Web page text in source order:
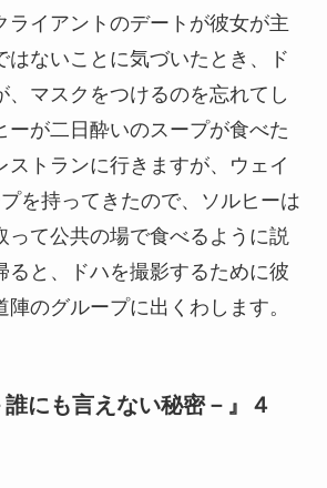
ライアントのデートが彼女が主
はないことに気づいたとき、ド
、マスクをつけるのを忘れてし
ーが二日酔いのスープが食べた
ストランに行きますが、ウェイ
を持ってきたので、ソルヒーは
って公共の場で食べるように説
ると、ドハを撮影するために彼
陣のグループに出くわします。
誰にも言えない秘密－』４